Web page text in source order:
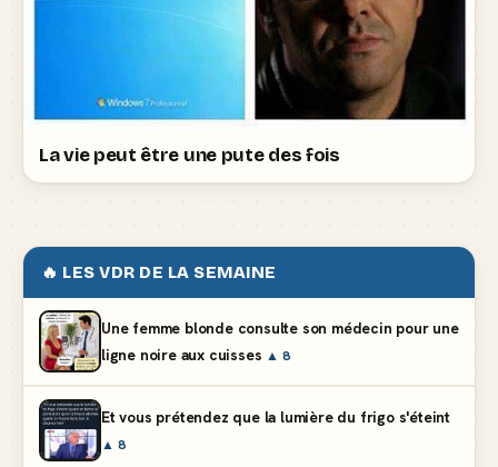
La vie peut être une pute des fois
🔥 LES VDR DE LA SEMAINE
Une femme blonde consulte son médecin pour une
ligne noire aux cuisses ▲ 8
Et vous prétendez que la lumière du frigo s'éteint
▲ 8